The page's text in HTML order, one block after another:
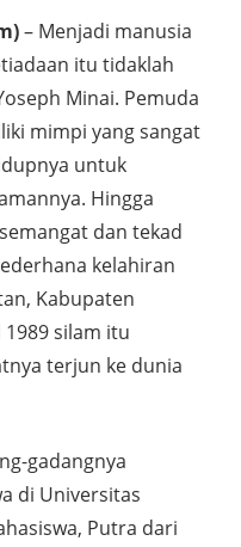
– Menjadi manusia
itu tidaklah
Minai. Pemuda
mimpi yang sangat
untuk
Hingga
dan tekad
kelahiran
Kabupaten
silam itu
terjun ke dunia
gadangnya
di Universitas
Putra dari